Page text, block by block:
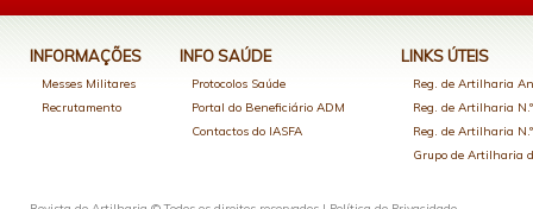
INFORMAÇÕES
Messes Militares
Recrutamento
INFO SAÚDE
Protocolos Saúde
Portal do Beneficiário ADM
Contactos do IASFA
LINKS ÚTEIS
Reg. de Artilharia
Reg. de Artilharia
Reg. de Artilharia
Grupo de Artilharia